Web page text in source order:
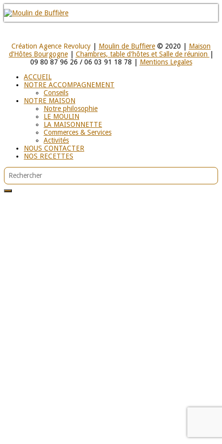
Création Agence Revolucy Moulin de Buffiere © 2020 | Maison
d’Hôtes Bourgogne| Chambres, table d'hôtes et Salle de réunion
09 80 87 96 26 / 06 03 91 18 78 | Mentions Legales
ACCUEIL
NOTRE ACCOMPAGNEMENT
Conseils
NOTRE MAISON
Notre philosophie
LE MOULIN
LA MAISONNETTE
Commerces & Services
Activités
NOUS CONTACTER
NOS RECETTES